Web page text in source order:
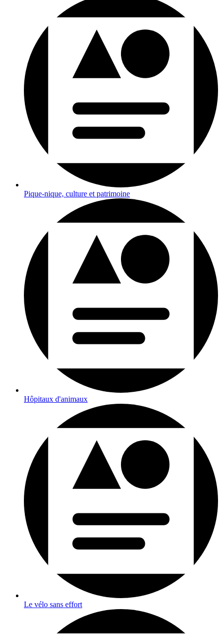
Pique-nique, culture et patrimoine
Hôpitaux d'animaux
Le vélo sans effort